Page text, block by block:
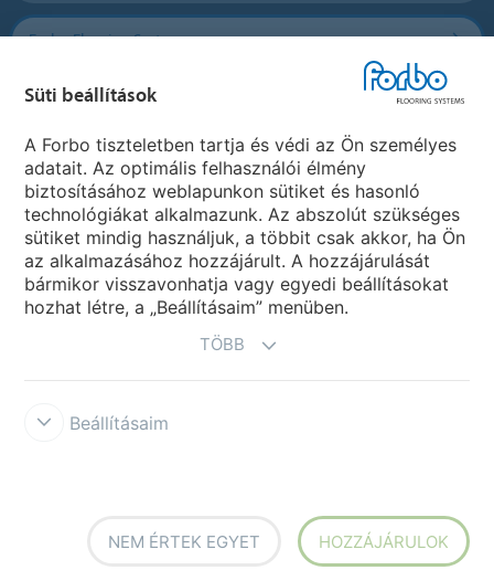
Forbo Flooring Systems
Forbo Movement Systems
Ország weboldala
Válasszon országot
Süti beállítások
A Forbo tiszteletben tartja és védi az Ön személyes
adatait. Az optimális felhasználói élmény
biztosításához weblapunkon sütiket és hasonló
technológiákat alkalmazunk. Az abszolút szükséges
sütiket mindig használjuk, a többit csak akkor, ha Ön
az alkalmazásához hozzájárult. A hozzájárulását
bármikor visszavonhatja vagy egyedi beállításokat
hozhat létre, a „Beállításaim” menüben.
TÖBB
Beállításaim
NEM ÉRTEK EGYET HOZZÁJÁRULOK